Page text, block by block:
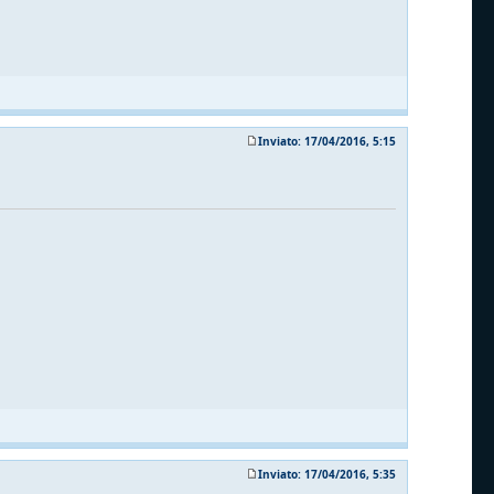
Inviato: 17/04/2016, 5:15
Inviato: 17/04/2016, 5:35